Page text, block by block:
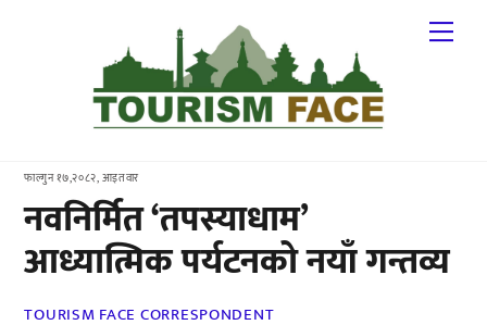
फाल्गुन १७,२०८२, आइतवार
नवनिर्मित ‘तपस्याधाम’
आध्यात्मिक पर्यटनको नयाँ गन्तव्य
TOURISM FACE CORRESPONDENT